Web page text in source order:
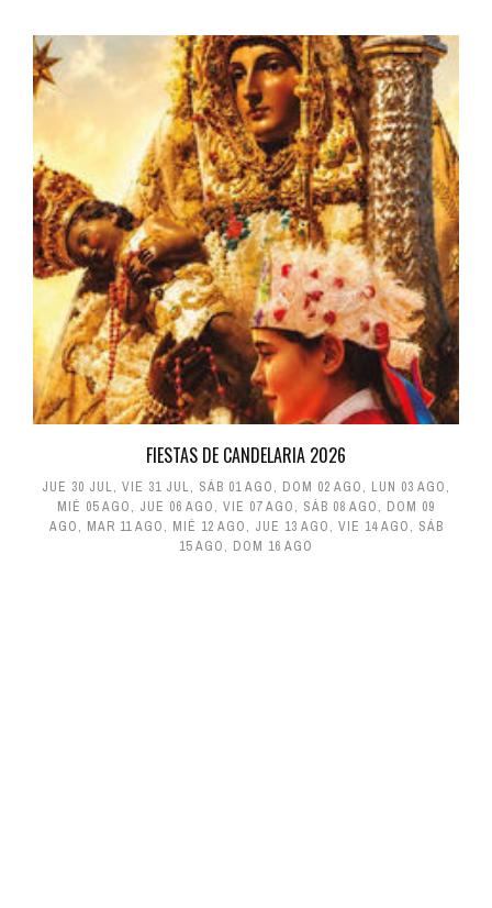
FIESTAS DE CANDELARIA 2026
JUE 30 JUL, VIE 31 JUL, SÁB 01 AGO, DOM 02 AGO, LUN 03 AGO,
MIÉ 05 AGO, JUE 06 AGO, VIE 07 AGO, SÁB 08 AGO, DOM 09
AGO, MAR 11 AGO, MIÉ 12 AGO, JUE 13 AGO, VIE 14 AGO, SÁB
15 AGO, DOM 16 AGO